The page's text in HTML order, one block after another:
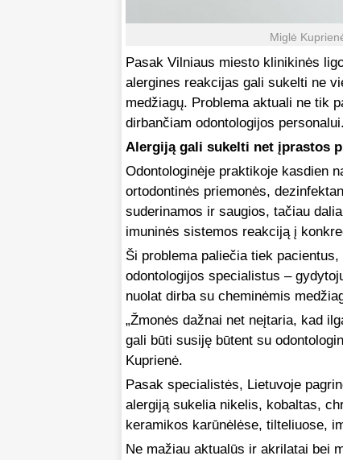
Miglė
Pasak Vilniaus miesto klinikinės
alergines reakcijas gali sukelti ne
medžiagų. Problema aktuali ne tik
dirbančiam odontologijos personalui.
Alergiją gali sukelti net įprastos
Odontologinėje praktikoje kasdien
ortodontinės priemonės,
suderinamos ir saugios, tačiau
imuninės sistemos reakciją į
Ši problema paliečia tiek
odontologijos specialistus –
nuolat dirba su cheminėmis
„Žmonės dažnai net neįtaria, kad
gali būti susiję būtent su
Kuprienė.
Pasak specialistės, Lietuvoje
alergiją sukelia nikelis, kobaltas,
keramikos karūnėlėse, tilteliuose,
Ne mažiau aktualūs ir akrilatai bei